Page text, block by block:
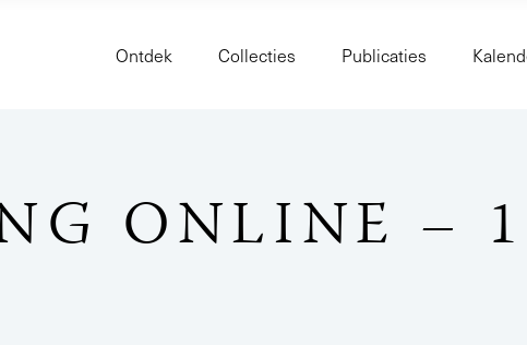
Ontdek Collecties Publicaties
ONLINE –